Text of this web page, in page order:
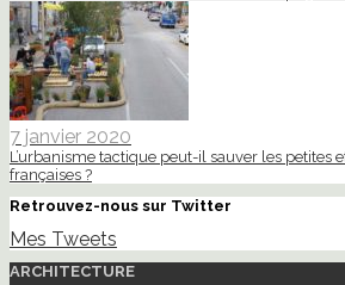
7 janvier 2020
L’urbanisme tactique peut-il sauver les petites
françaises ?
Retrouvez-nous sur Twitter
Mes Tweets
ARCHITECTURE